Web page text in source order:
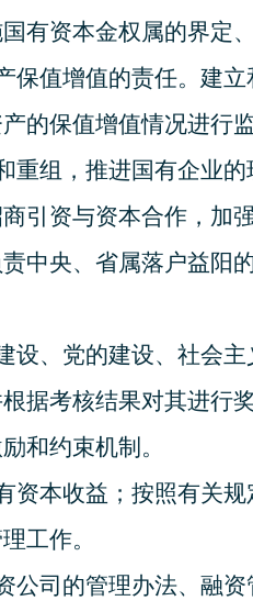
有资本金权属的界定
保值增值的责任。建
的保值增值情况进行
重组，推进国有企业
引资与资本合作，加
中央、省属落户益阳
设、党的建设、社会
据考核结果对其进行
和约束机制。
资本收益；按照有关
工作。
公司的管理办法、融